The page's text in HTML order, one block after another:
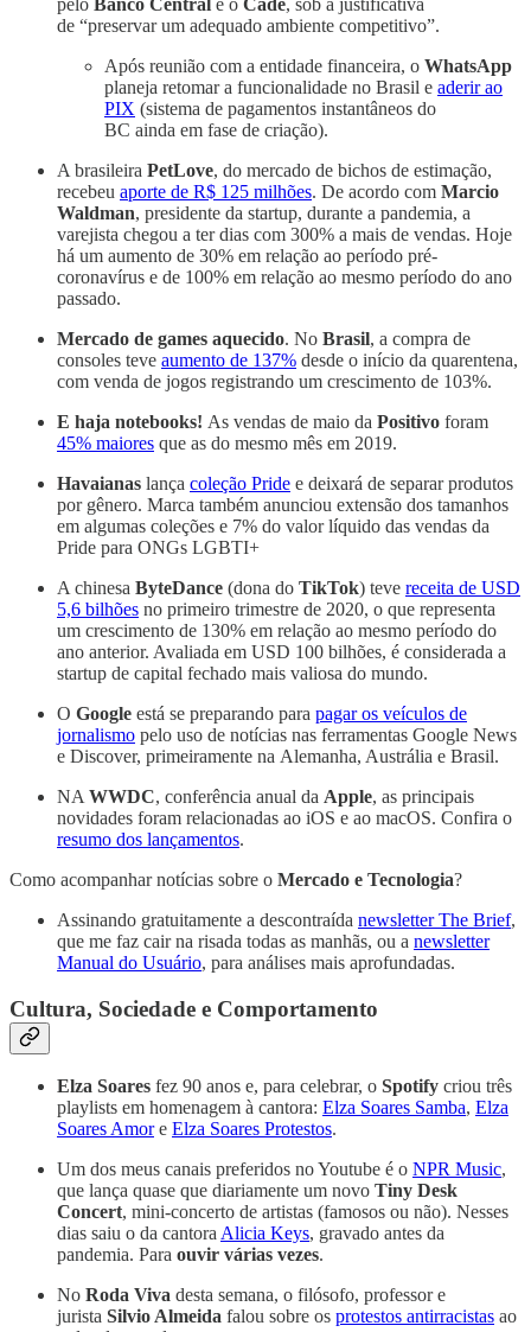
de “preservar um adequado ambiente competitivo”.
Após reunião com a entidade financeira, o WhatsApp
planeja retomar a funcionalidade no Brasil e aderir ao
PIX (sistema de pagamentos instantâneos do
BC ainda em fase de criação).
A brasileira PetLove, do mercado de bichos de estimação,
recebeu aporte de R$ 125 milhões. De acordo com Marcio
Waldman, presidente da startup, durante a pandemia, a
varejista chegou a ter dias com 300% a mais de vendas. Hoje
há um aumento de 30% em relação ao período pré-
coronavírus e de 100% em relação ao mesmo período do ano
passado.
Mercado de games aquecido. No Brasil, a compra de
consoles teve aumento de 137% desde o início da quarentena,
com venda de jogos registrando um crescimento de 103%.
E haja notebooks! As vendas de maio da Positivo foram
45% maiores que as do mesmo mês em 2019.
Havaianas lança coleção Pride e deixará de separar produtos
por gênero. Marca também anunciou extensão dos tamanhos
em algumas coleções e 7% do valor líquido das vendas da
Pride para ONGs LGBTI+
A chinesa ByteDance (dona do TikTok) teve receita de USD
5,6 bilhões no primeiro trimestre de 2020, o que representa
um crescimento de 130% em relação ao mesmo período do
ano anterior. Avaliada em USD 100 bilhões, é considerada a
startup de capital fechado mais valiosa do mundo.
O Google está se preparando para pagar os veículos de
jornalismo pelo uso de notícias nas ferramentas Google News
e Discover, primeiramente na Alemanha, Austrália e Brasil.
NA WWDC, conferência anual da Apple, as principais
novidades foram relacionadas ao iOS e ao macOS. Confira o
resumo dos lançamentos.
Como acompanhar notícias sobre o Mercado e Tecnologia?
Assinando gratuitamente a descontraída newsletter The Brief,
que me faz cair na risada todas as manhãs, ou a newsletter
Manual do Usuário, para análises mais aprofundadas.
Cultura, Sociedade e Comportamento
Elza Soares fez 90 anos e, para celebrar, o Spotify criou três
playlists em homenagem à cantora: Elza Soares Samba, Elza
Soares Amore Elza Soares Protestos.
Um dos meus canais preferidos no Youtube é o NPR Music,
que lança quase que diariamente um novo Tiny Desk
Concert, mini-concerto de artistas (famosos ou não). Nesses
dias saiu o da cantora Alicia Keys, gravado antes da
pandemia. Para ouvir várias vezes.
No Roda Viva desta semana, o filósofo, professor e
jurista Silvio Almeida falou sobre os protestos antirracistas ao